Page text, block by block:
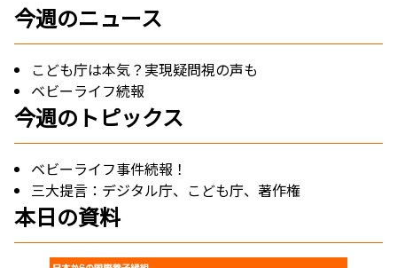
今週のニュース
こども庁は本気？実現疑問視の声も
ベビーライフ続報
今週のトピックス
ベビーライフ事件続報！
三大提言：デジタル庁、こども庁、著作権
本日の資料